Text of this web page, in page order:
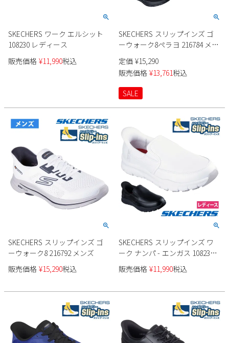
SKECHERS ワーク エルシット
108230 レディース
販売価格 ¥11,990税込
SKECHERS スリップインズ ゴ
ーウォーク8ペラヨ 216784 メン
ズ
定価 ¥15,290
販売価格 ¥13,761税込
SALE
SKECHERS スリップインズ ゴ
ーウォーク8 216792 メンズ
販売価格 ¥15,290税込
SKECHERS スリップインズ ワ
ーク ナンパ - エンガス 108235
レディース
販売価格 ¥11,990税込